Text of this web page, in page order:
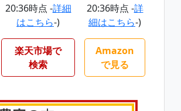
20:36時点 -詳細
はこちら-)
20:36時点 -詳
細はこちら-)
楽天市場で
検索
Amazon
で見る